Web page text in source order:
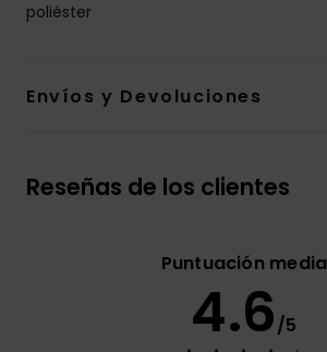
poliéster
Envíos y Devoluciones
Reseñas de los clientes
Puntuación media
4.6/5